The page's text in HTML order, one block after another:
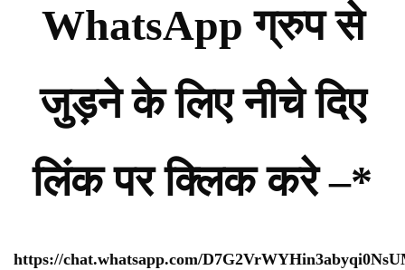
WhatsApp ग्रुप से
जुड़ने के लिए नीचे दिए
लिंक पर क्लिक करे –*
https://chat.whatsapp.com/